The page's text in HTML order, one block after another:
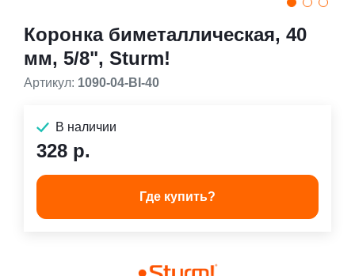
Коронка биметаллическая, 40
мм, 5/8", Sturm!
Артикул: 1090-04-BI-40
В наличии
328 р.
Где купить?